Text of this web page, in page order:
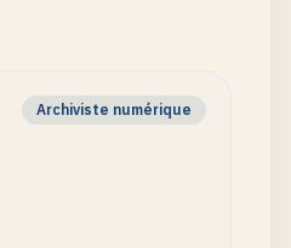
Archiviste numérique